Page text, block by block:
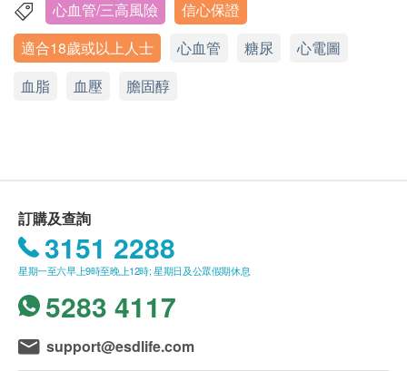
脈搏率
體重
血脂
血全像
報告
由心臟科專科醫生解釋報告
試）。
完成一般檢查後3-4個工作天，香港國際心臟中心
科醫生進行心臟功能檢查項目，並即場講解檢查報
查項目之費用，餘額將退回客戶。
計劃內容：
心臟功能檢查：靜態心電圖
血脂分析：總膽固醇、高密度膽固醇、低密度膽固
客戶於進行服務前，必須出示有效身份證明文件以
作登記。
客戶於進行服務前，應清楚並同意本公司所安排之
服務及內容。
心臟健康檢查計劃有效期為1年，客戶必須於1年內
所有身體檢查並非作為醫務診斷或治療用途。
如有任何爭議，健康網購health.ESDlife 及 香港國
際心臟中心 將保留最終決定權。
檢測流程：
香港國際心臟中心會安排客人先預約進行一般檢查
（包括體格檢查、血液檢驗、血脂分析及糖尿病測
旺角亞皆老街8號朗豪坊辦公大樓54樓1-6室
顯示地圖
星期一至六︰9:30a.m. － 6:30p.m.
心血管/三高風險
信心保證
適合18歲或以上人士
心血管 糖尿
心電圖
血脂
血壓 膽固醇
訂購及查詢
3151 2288
星期一至六早上9時至晚上12時; 星期日及公眾假期休息
5283 4117
support@esdlife.com